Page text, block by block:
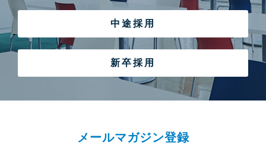
中途採用
新卒採用
メールマガジン登録